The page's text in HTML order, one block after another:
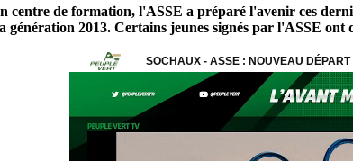
de formation, l'ASSE a préparé l'avenir ces
2013. Certains jeunes signés par l'ASSE